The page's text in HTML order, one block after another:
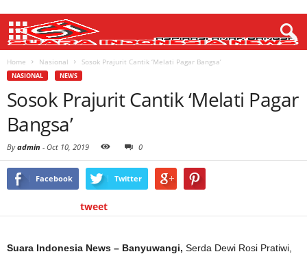
Home Nasional Sosok Prajurit Cantik ‘Melati Pagar Bangsa’
NASIONAL NEWS
Sosok Prajurit Cantik ‘Melati Pagar
Bangsa’
Byadmin - Oct 10, 2019 0
Facebook Twitter
tweet
Suara Indonesia News – Banyuwangi, Serda Dewi Rosi Pratiwi,